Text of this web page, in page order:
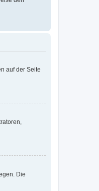
auf der Seite
Die